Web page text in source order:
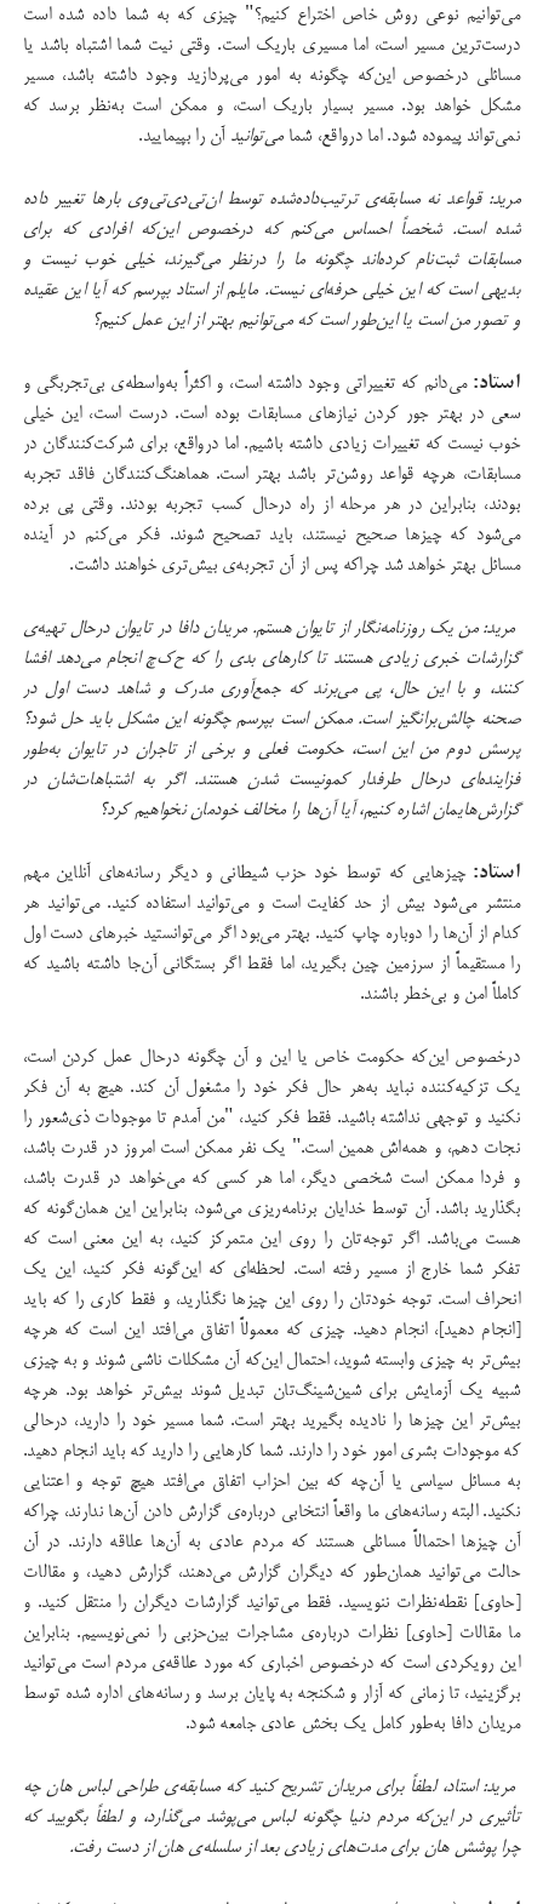
می‌توانیم نوعی روش خاص اختراع کنیم؟" چیزی که به شما داده شده است
درست‌ترین مسیر است،‌ اما مسیری باریک است. وقتی نیت شما اشتباه باشد یا
مسائلی درخصوص این‌که چگونه به امور می‌پردازید وجود داشته باشد، مسیر
مشکل خواهد بود. مسیر بسیار باریک است، و ممکن است به‌نظر برسد که
نمی‌تواند پیموده شود. اما درواقع، شمامی‌توانید آن را بپیمایید.
مرید: قواعد نه مسابقه‌ی ترتیب‌داده‌شده توسط ان‌تی‌دی‌تی‌وی بارها تغییر داده
شده است. شخصاً احساس می‌کنم که درخصوص این‌که افرادی که برای
مسابقات ثبت‌نام کرده‌اند چگونه ما را درنظر می‌گیرند، خیلی خوب نیست و
بدیهی است که این خیلی حرفه‌ای نیست. مایلم از استاد بپرسم که آیا این عقیده
و تصور من است یا این‌طور است که می‌توانیم بهتر از این عمل کنیم؟
استاد: می‌دانم که تغییراتی وجود داشته است،‌ و اکثراً به‌واسطه‌ی بی‌تجربگی و
سعی در بهتر جور کردن نیازهای مسابقات بوده است. درست است، این خیلی
خوب نیست که تغییرات زیادی داشته باشیم. اما درواقع، برای شرکت‌کنندگان در
مسابقات، هرچه قواعد روشن‌تر باشد بهتر است. هماهنگ‌کنندگان فاقد تجربه
بودند، بنابراین در هر مرحله از راه درحال کسب تجربه بودند. وقتی پی برده‌
می‌شود که چیزها صحیح نیستند،‌ باید تصحیح شوند. فکر می‌کنم در آینده
مسائل بهتر خواهد شد چراکه پس از آن تجربه‌ی بیش‌تری خواهند داشت.
مرید: من یک روزنامه‌نگار از تایوان هستم. مریدان دافا در تایوان درحال تهیه‌ی
گزارشات خبری زیادی هستند تا کارهای بدی را که ح‌ک‌چ انجام می‌دهد افشا
کنند، و با این حال، پی می‌برند که جمع‌آوری مدرک و شاهد دست اول در
صحنه چالش‌برانگیز است. ممکن است بپرسم چگونه این مشکل باید حل شود؟
پرسش دوم من این است، حکومت فعلی و برخی از تاجران در تایوان به‌طور
فزاینده‌ای درحال طرفدار کمونیست شدن هستند. اگر به اشتباهات‌شان در
گزارش‌هایمان اشاره کنیم، آیا آن‌ها را مخالف خودمان نخواهیم کرد؟
استاد: چیزهایی که توسط خود حزب شیطانی و دیگر رسانه‌های آنلاین مهم
منتشر می‌شود بیش از حد کفایت است و می‌توانید استفاده کنید. می‌توانید هر
کدام از آن‌ها را دوباره چاپ کنید. بهتر می‌بود اگر می‌توانستید خبرهای دست اول
را مستقیماً از سرزمین چین بگیرید، اما فقط اگر بستگانی آن‌جا داشته باشید که
کاملاً امن و بی‌خطر باشند.
درخصوص این‌که حکومت خاص یا این و آن چگونه درحال عمل کردن است،
یک تزکیه‌کننده نباید به‌هر حال فکر خود را مشغول آن کند. هیچ به آن فکر
نکنید و توجهی نداشته باشید. فقط فکر کنید، "من آمدم تا موجودات ذی‌شعور را
نجات دهم، و همه‌اش همین است." یک نفر ممکن است امروز در قدرت باشد،
و فردا ممکن است شخصی دیگر، اما هر کسی که می‌خواهد در قدرت باشد،
بگذارید باشد. آن توسط خدایان برنامه‌ریزی می‌شود، بنابراین این‌ همان‌گونه که
هست می‌باشد. اگر توجه‌تان را روی این متمرکز کنید، به این معنی است که
تفکر شما خارج از مسیر رفته است. لحظه‌ای که این‌گونه فکر کنید، این یک
انحراف است. توجه خودتان را روی این چیزها نگذارید، و فقط کاری را که باید
[انجام دهید]،‌ انجام دهید. چیزی که معمولاً‌ اتفاق می‌افتد این است که هرچه
بیش‌تر به چیزی وابسته شوید، احتمال این‌که آن مشکلات ناشی شوند و به چیزی
شبیه یک آزمایش برای شین‌شینگ‌تان تبدیل شوند بیش‌تر خواهد بود. هرچه
بیش‌تر این چیزها را نادیده بگیرید بهتر است. شما مسیر خود را دارید، درحالی
که موجودات بشری امور خود را دارند. شما کارهایی را دارید که باید انجام دهید.
به مسائل سیاسی یا آن‌چه که بین احزاب اتفاق می‌افتد هیچ توجه و اعتنایی
نکنید. البته رسانه‌های ما واقعاً انتخابی درباره‌ی گزارش دادن آن‌ها ندارند،‌ چراکه
آن چیزها احتمالاً مسائلی هستند که مردم عادی به آن‌ها علاقه دارند. در آن
حالت می‌توانید همان‌طور که دیگران گزارش می‌دهند، گزارش دهید، و مقالات
[حاوی] نقطه‌نظرات ننویسید. فقط می‌توانید گزارشات دیگران را منتقل کنید. و
ما مقالات [حاوی] نظرات درباره‌ی مشاجرات بین‌حزبی را نمی‌نویسیم. بنابراین
این رویکردی است که درخصوص اخباری که مورد علاقه‌ی مردم است می‌توانید
برگزینید، تا زمانی که آزار و شکنجه به پایان برسد و رسانه‌های اداره شده توسط
مریدان دافا به‌طور کامل یک بخش عادی جامعه شود.
مرید: استاد،‌ لطفاً برای مریدان تشریح کنید که مسابقه‌ی طراحی لباس هان چه
تأثیری در این‌که مردم دنیا چگونه لباس می‌پوشد می‌گذارد، و لطفاً بگویید که
چرا پوشش هان برای مدت‌های زیادی بعد از سلسله‌ی هان از دست رفت.